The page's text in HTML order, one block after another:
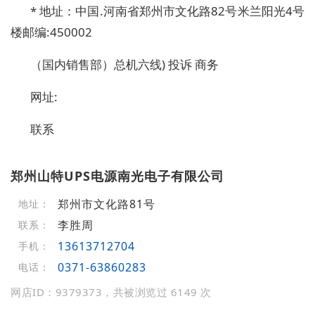
* 地址：中国.河南省郑州市文化路82号米兰阳光4号
楼邮编:450002
（国内销售部）总机六线) 投诉 商务
网址:
联系
郑州山特UPS电源南光电子有限公司
地址： 郑州市文化路81号
联系： 李胜周
手机： 13613712704
电话： 0371-63860283
网店ID：9379373，共被浏览过 6149 次